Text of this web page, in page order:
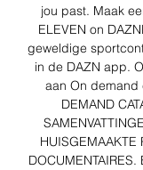
jou past. Maak
ELEVEN on
geweldige
in de DAZN app.
aan On demand
DEMAND
HUISGEMAAKTE
DOCUMENTAIRES.